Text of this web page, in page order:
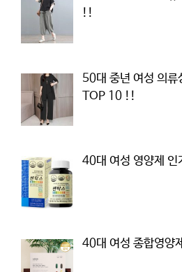
!!
50대 중년 여성 의류
TOP 10 !!
40대 여성 영양제
40대 여성 종합영양